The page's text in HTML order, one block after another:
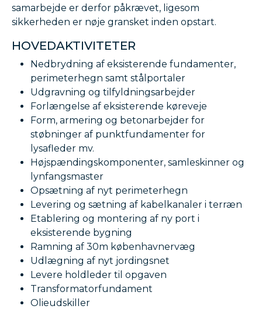
samarbejde er derfor påkrævet, ligesom
sikkerheden er nøje gransket inden opstart.
HOVEDAKTIVITETER
Nedbrydning af eksisterende fundamenter,
perimeterhegn samt stålportaler
Udgravning og tilfyldningsarbejder
Forlængelse af eksisterende køreveje
Form, armering og betonarbejder for
støbninger af punktfundamenter for
lysafleder mv.
Højspændingskomponenter, samleskinner og
lynfangsmaster
Opsætning af nyt perimeterhegn
Levering og sætning af kabelkanaler i terræn
Etablering og montering af ny port i
eksisterende bygning
Ramning af 30m københavnervæg
Udlægning af nyt jordingsnet
Levere holdleder til opgaven
Transformatorfundament
Olieudskiller